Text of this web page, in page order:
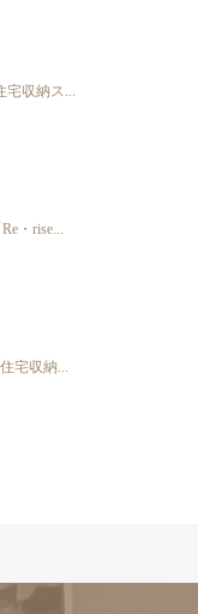
宅収納ス...
・rise...
宅収納...